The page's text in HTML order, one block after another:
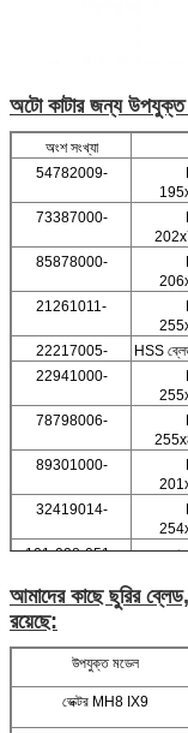
অটো কাটার জন্য উপযুক্ত
অংশ সংখ্যা
54782009-
73387000-
85878000-
21261011-
22217005-
HSS
22941000-
78798006-
89301000-
32419014-
101-028-051 -
আমাদের কাছে ছুরির
রয়েছে:
উপযুক্ত মডেল
ভেক্টর MH8 IX9